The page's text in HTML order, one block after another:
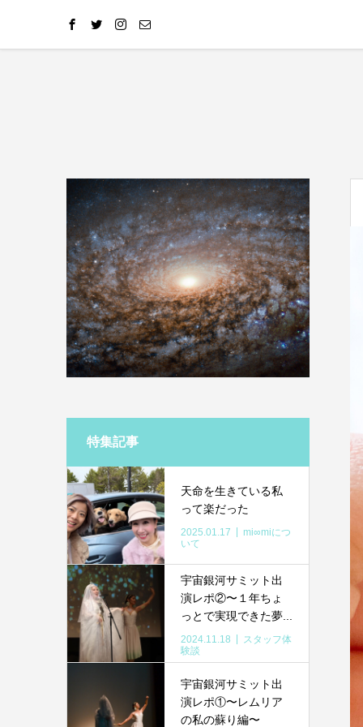
特集記事
天命を生きている私
って楽だった
2025.01.17
mi∞miにつ
いて
宇宙銀河サミット出
演レポ②〜１年ちょ
っとで実現できた夢...
2024.11.18
スタッフ体
験談
宇宙銀河サミット出
演レポ①〜レムリア
の私の蘇り編〜